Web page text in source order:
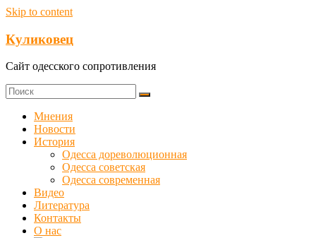
Skip to content
Куликовец
Сайт одесского сопротивления
Мнения
Новости
История
Одесса дореволюционная
Одесса советская
Одесса современная
Видео
Литература
Контакты
О нас